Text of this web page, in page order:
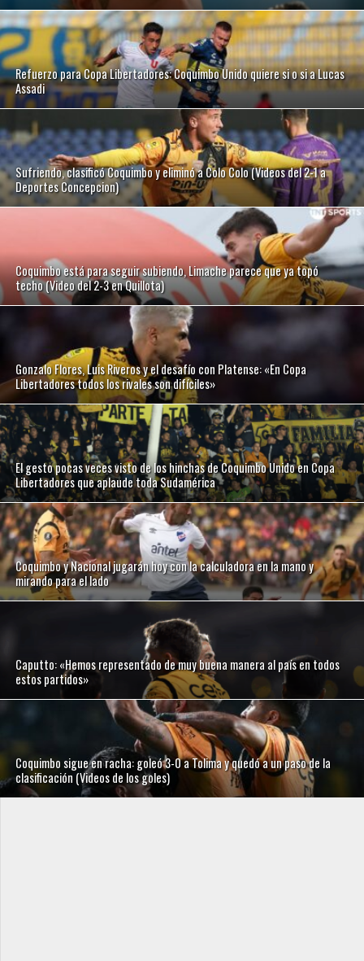
Refuerzo para Copa Libertadores: Coquimbo Unido quiere si o si a Lucas
Assadi
Sufriendo, clasificó Coquimbo y eliminó a Colo Colo (Videos del 2-1 a
Deportes Concepcion)
Coquimbo está para seguir subiendo, Limache parece que ya topó
techo (Video del 2-3 en Quillota)
Gonzalo Flores, Luis Riveros y el desafío con Platense: «En Copa
Libertadores todos los rivales son difíciles»
El gesto pocas veces visto de los hinchas de Coquimbo Unido en Copa
Libertadores que aplaude toda Sudamérica
Coquimbo y Nacional jugarán hoy con la calculadora en la mano y
mirando para el lado
Caputto: «Hemos representado de muy buena manera al país en todos
estos partidos»
Coquimbo sigue en racha: goleó 3-0 a Tolima y quedó a un paso de la
clasificación (Videos de los goles)